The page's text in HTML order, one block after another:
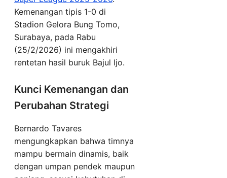
Kemenangan tipis 1-0 di
Stadion Gelora Bung Tomo,
Surabaya, pada Rabu
(25/2/2026) ini mengakhiri
rentetan hasil buruk Bajul Ijo.
Kunci Kemenangan dan
Perubahan Strategi
Bernardo Tavares
mengungkapkan bahwa timnya
mampu bermain dinamis, baik
dengan umpan pendek maupun